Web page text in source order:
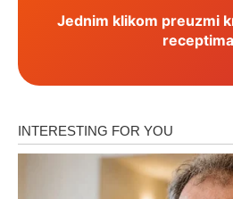
Jednim klikom preuzmi